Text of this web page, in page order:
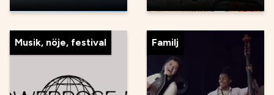
Musik, nöje, festival Familj